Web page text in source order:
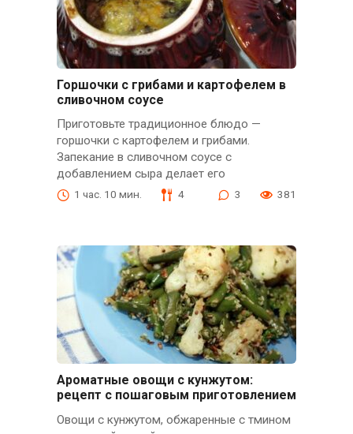
Горшочки с грибами и картофелем в
сливочном соусе
Приготовьте традиционное блюдо —
горшочки с картофелем и грибами.
Запекание в сливочном соусе с
добавлением сыра делает его
1 час. 10 мин. 4 3 381
Ароматные овощи с кунжутом:
рецепт с пошаговым приготовлением
Овощи с кунжутом, обжаренные с тмином